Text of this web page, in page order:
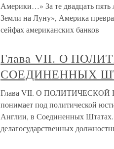
Америки…» За те двадцать
Земли на Луну», Америка
сейфах американских банков
Глава VII. О
СОЕДИНЕННЫХ
Глава VII. О
понимает под политической
Англии, в Соединенных
делагосударственных